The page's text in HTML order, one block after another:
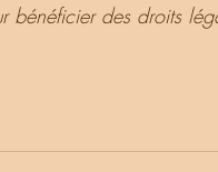
bénéficier des droits